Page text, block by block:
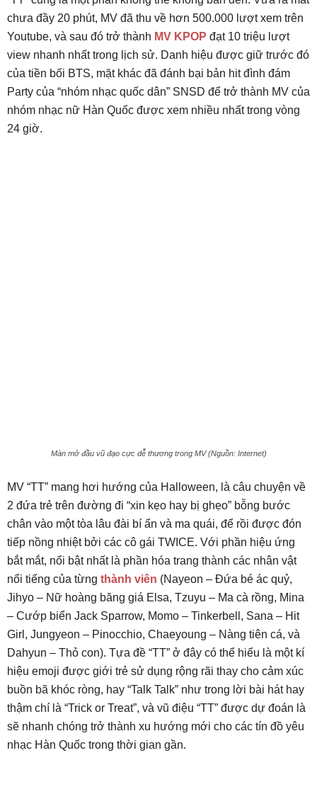
chưa đầy 20 phút, MV đã thu về hơn 500.000 lượt xem trên
Youtube, và sau đó trở thành MV KPOP đạt 10 triệu lượt
view nhanh nhất trong lịch sử. Danh hiệu được giữ trước đó
của tiền bối BTS, mặt khác đã đánh bại bản hit đình đám
Party của “nhóm nhạc quốc dân” SNSD để trở thành MV của
nhóm nhạc nữ Hàn Quốc được xem nhiều nhất trong vòng
24 giờ.
Màn mở đầu vũ đạo cực dễ thương trong MV (Nguồn: Internet)
MV “TT” mang hơi hướng của Halloween, là câu chuyện về
2 đứa trẻ trên đường đi “xin kẹo hay bị ghẹo” bỗng bước
chân vào một tòa lâu đài bí ẩn và ma quái, để rồi được đón
tiếp nồng nhiệt bởi các cô gái TWICE. Với phần hiệu ứng
bắt mắt, nổi bật nhất là phần hóa trang thành các nhân vật
nổi tiếng của từng thành viên (Nayeon – Đứa bé ác quỷ,
Jihyo – Nữ hoàng băng giá Elsa, Tzuyu – Ma cà rồng, Mina
– Cướp biển Jack Sparrow, Momo – Tinkerbell, Sana – Hit
Girl, Jungyeon – Pinocchio, Chaeyoung – Nàng tiên cá, và
Dahyun – Thỏ con). Tựa đề “TT” ở đây có thể hiểu là một kí
hiệu emoji được giới trẻ sử dụng rộng rãi thay cho cảm xúc
buồn bã khóc ròng, hay “Talk Talk” như trong lời bài hát hay
thậm chí là “Trick or Treat”, và vũ điệu “TT” được dự đoán là
sẽ nhanh chóng trở thành xu hướng mới cho các tín đồ yêu
nhạc Hàn Quốc trong thời gian gần.